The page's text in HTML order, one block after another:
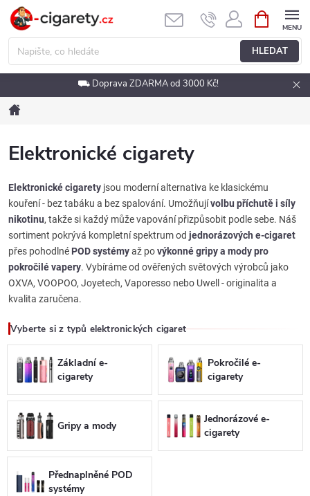
Přejít
obsah
HLEDAT
NÁKUPNÍ
KOŠÍK
⛟ Doprava ZDARMA od 3000 Kč!
Elektronické cigarety
Elektronické cigarety jsou moderní alternativa ke klasickému
kouření - bez tabáku a bez spalování. Umožňujívolbu příchutě i síly
nikotinu, takže si každý může vapování přizpůsobit podle sebe. Náš
sortiment pokrývá kompletní spektrum od jednorázových e-cigaret
přes pohodlné POD systémyaž povýkonné gripy a mody pro
pokročilé vapery. Vybíráme od ověřených světových výrobců jako
OXVA, VOOPOO, Joyetech, Vaporesso nebo Uwell - originalita a
kvalita zaručena.
Vyberte si z typů elektronických cigaret
Základní e-
cigarety
Pokročilé e-
cigarety
Gripy a mody
Jednorázové e-
cigarety
Přednaplněné POD
systémy